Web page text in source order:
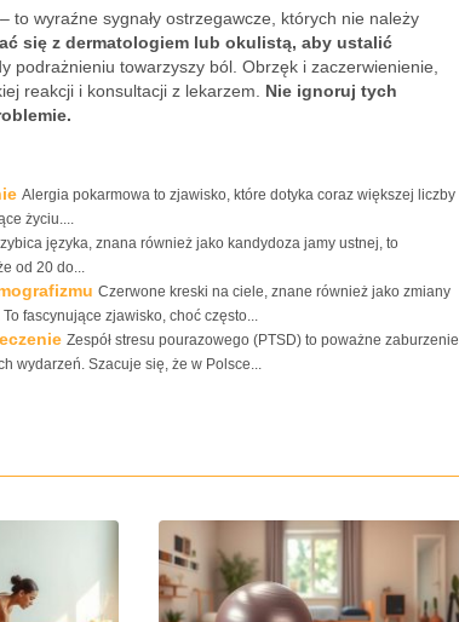
wyraźne sygnały ostrzegawcze, których nie należy
się z dermatologiem lub okulistą, aby ustalić
podrażnieniu towarzyszy ból. Obrzęk i zaczerwienienie,
reakcji i konsultacji z lekarzem. Nie ignoruj tych
Alergia pokarmowa to zjawisko, które dotyka coraz większej liczby
życiu....
języka, znana również jako kandydoza jamy ustnej, to
od 20 do...
Czerwone kreski na ciele, znane również jako zmiany
fascynujące zjawisko, choć często...
Zespół stresu pourazowego (PTSD) to poważne zaburzenie
wydarzeń. Szacuje się, że w Polsce...